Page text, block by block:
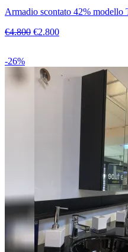
Armadio scontato 42%
€4.800 €2.800
-26%